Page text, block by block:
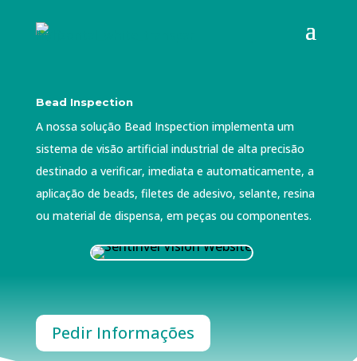
Bead Inspection
A nossa solução Bead Inspection implementa um
sistema de visão artificial industrial de alta precisão
destinado a verificar, imediata e automaticamente, a
aplicação de beads, filetes de adesivo, selante, resina
ou material de dispensa, em peças ou componentes.
Pedir Informações